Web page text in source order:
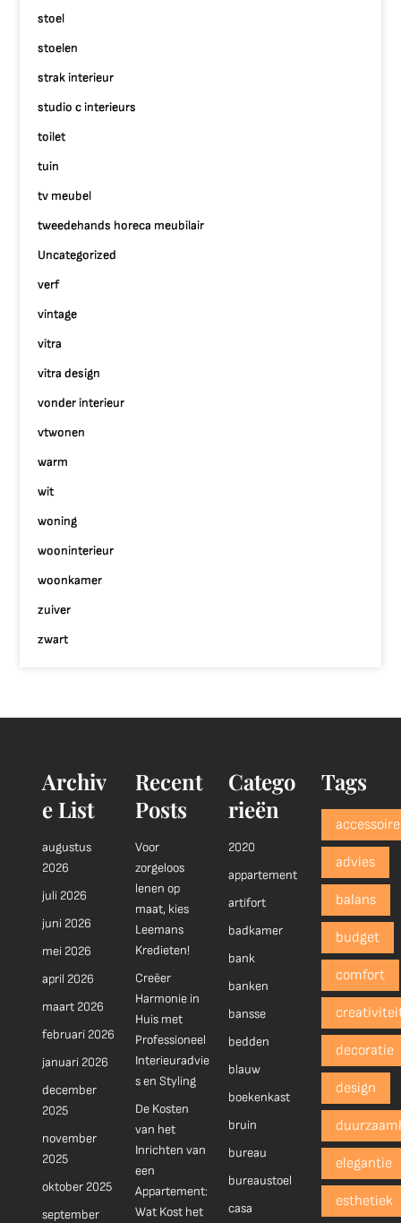
stoel
stoelen
strak interieur
studio c interieurs
toilet
tuin
tv meubel
tweedehands horeca meubilair
Uncategorized
verf
vintage
vitra
vitra design
vonder interieur
vtwonen
warm
wit
woning
wooninterieur
woonkamer
zuiver
zwart
Archiv
e List
augustus
2026
juli 2026
juni 2026
mei 2026
april 2026
maart 2026
februari 2026
januari 2026
december
2025
november
2025
oktober 2025
september
Recent
Posts
Voor
zorgeloos
lenen op
maat, kies
Leemans
Kredieten!
Creëer
Harmonie in
Huis met
Professioneel
Interieuradvie
s en Styling
De Kosten
van het
Inrichten van
een
Appartement:
Wat Kost het
Catego
rieën
2020
appartement
artifort
badkamer
bank
banken
bansse
bedden
blauw
boekenkast
bruin
bureau
bureaustoel
casa
Tags
advies
balans
budget
comfort
decoratie
design
elegantie
esthetiek